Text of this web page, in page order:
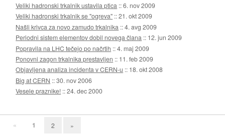
Veliki hadronski trkalnik ustavila ptica ::6. nov 2009
Veliki hadronski trkalnik se "ogreva" ::21. okt 2009
Našli krivca za novo zamudo trkalnika ::4. avg 2009
Periodni sistem elementov dobil novega člana :: 12. jun 2009
Popravila na LHC tečejo po načrtih ::4. maj 2009
Ponovni zagon trkalnika prestavljen :: 11. feb 2009
Objavljena analiza incidenta v CERN-u :: 18. okt 2008
Big at CERN ::30. nov 2006
Vesele praznike! ::24. dec 2000
« 1 2 »